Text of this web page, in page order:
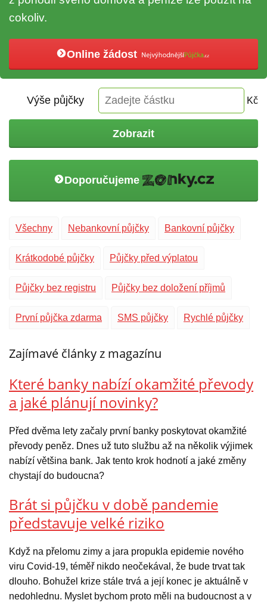
cokoliv.
Online žádost
Výše půjčky Kč
Zobrazit
Doporučujeme
Všechny Nebankovní půjčky Bankovní půjčky
Krátkodobé půjčky Půjčky před výplatou
Půjčky bez registru Půjčky bez doložení příjmů
První půjčka zdarma SMS půjčky Rychlé půjčky
Zajímavé články z magazínu
Které banky nabízí okamžité převody
a jaké plánují novinky?
Před dvěma lety začaly první banky poskytovat okamžité
převody peněz. Dnes už tuto službu až na několik výjimek
nabízí většina bank. Jak tento krok hodnotí a jaké změny
chystají do budoucna?
Brát si půjčku v době pandemie
představuje velké riziko
Když na přelomu zimy a jara propukla epidemie nového
viru Covid-19, téměř nikdo neočekával, že bude trvat tak
dlouho. Bohužel krize stále trvá a její konec je aktuálně v
nedohlednu. Myslet bychom proto měli na budoucnost a v